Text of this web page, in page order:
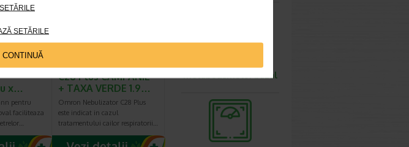
SETĂRILE
x…
pentru
faciliteaza
OMRON Nebulizator
C28 Plus CAMPANIE
+ TAXA VERDE 1.9…
Omron Nebulizator C28 Plus
este indicat in cazul
tratamentului cailor respiratorii…
metabolismului bazal